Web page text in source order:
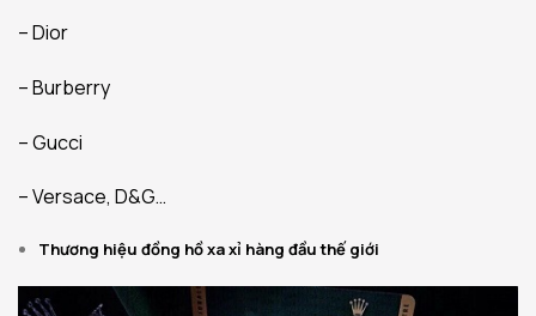
– Dior
– Burberry
– Gucci
– Versace, D&G…
Thương hiệu đồng hồ xa xỉ hàng đầu thế giới